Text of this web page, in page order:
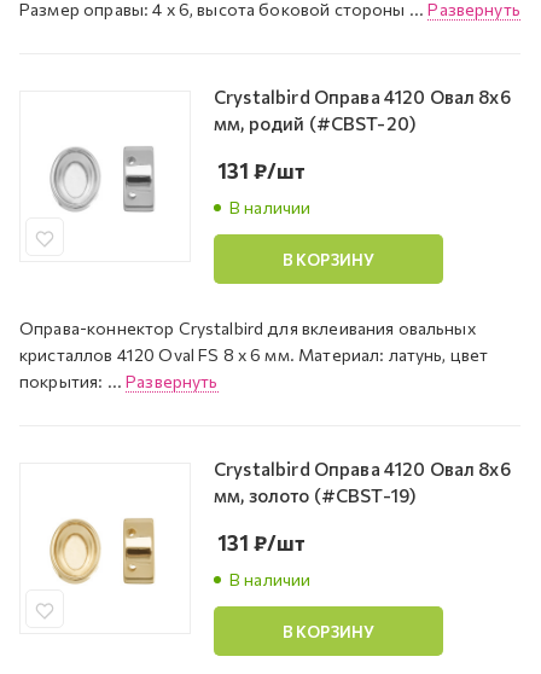
Размер оправы: 4 x 6, высота боковой стороны ...Развернуть
Crystalbird Оправа 4120 Овал 8х6
мм, родий (#CBST-20)
В наличии
131 ₽/шт
В КОРЗИНУ
Оправа-коннектор Crystalbird для вклеивания овальных
кристаллов 4120 Oval FS 8 х 6 мм. Материал: латунь, цвет
покрытия: ...Развернуть
Crystalbird Оправа 4120 Овал 8х6
мм, золото (#CBST-19)
В наличии
131 ₽/шт
В КОРЗИНУ